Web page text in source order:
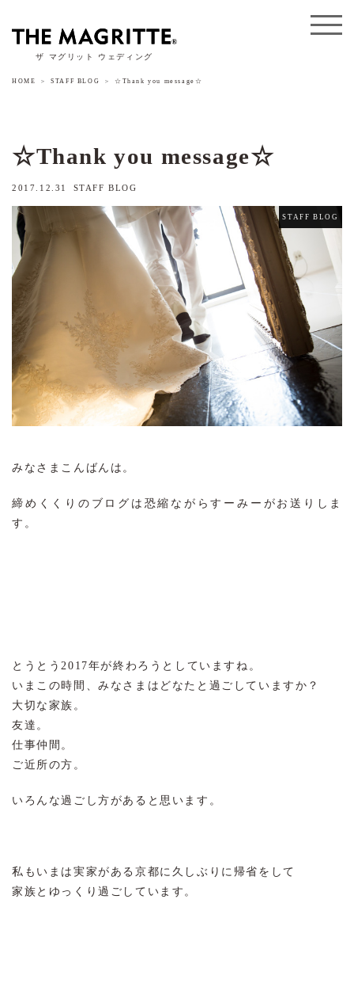
ザ マグリット ウェディング
HOME STAFF BLOG ☆Thank you message☆
☆Thank you message☆
2017.12.31 STAFF BLOG
STAFF BLOG
みなさまこんばんは。
締めくくりのブログは恐縮ながらすーみーがお送りしま
す。
とうとう2017年が終わろうとしていますね。
いまこの時間、みなさまはどなたと過ごしていますか？
大切な家族。
友達。
仕事仲間。
ご近所の方。
いろんな過ごし方があると思います。
私もいまは実家がある京都に久しぶりに帰省をして
家族とゆっくり過ごしています。